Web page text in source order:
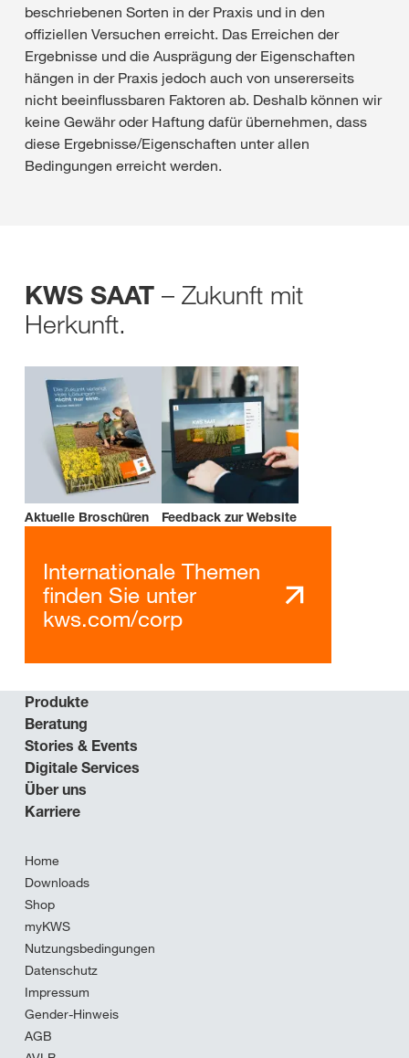
beschriebenen Sorten in der Praxis und in den
offiziellen Versuchen erreicht. Das Erreichen der
Ergebnisse und die Ausprägung der Eigenschaften
hängen in der Praxis jedoch auch von unsererseits
nicht beeinflussbaren Faktoren ab. Deshalb können wir
keine Gewähr oder Haftung dafür übernehmen, dass
diese Ergebnisse/Eigenschaften unter allen
Bedingungen erreicht werden.
KWS SAAT – Zukunft mit
Herkunft.
Aktuelle Broschüren Feedback zur Website
Internationale Themen
finden Sie unter
kws.com/corp
Produkte
Beratung
Stories & Events
Digitale Services
Über uns
Karriere
Home
Downloads
Shop
myKWS
Nutzungsbedingungen
Datenschutz
Impressum
Gender-Hinweis
AGB